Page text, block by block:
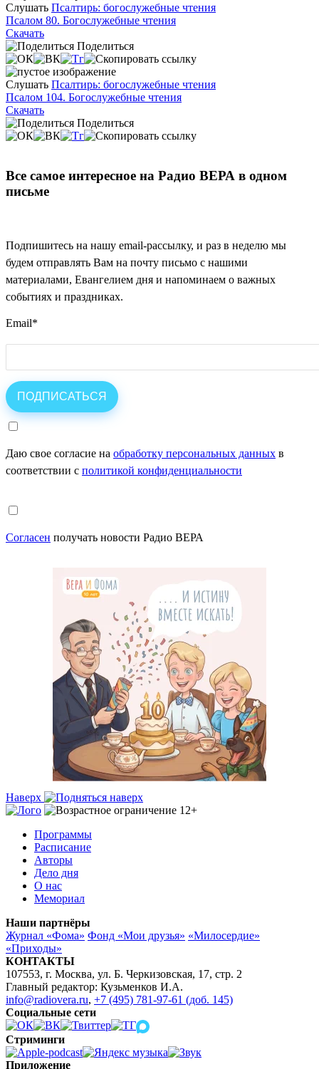
Слушать Псалтирь: богослужебные чтения
Псалом 80. Богослужебные чтения
Скачать
Поделиться
Слушать Псалтирь: богослужебные чтения
Псалом 104. Богослужебные чтения
Скачать
Поделиться
Все самое интересное на Радио ВЕРА в одном
письме
Подпишитесь на нашу email-рассылку, и раз в неделю мы
будем отправлять Вам на почту письмо с нашими
материалами, Евангелием дня и напоминаем о важных
событиях и праздниках.
Email*
Даю свое согласие на обработку персональных данных в
соответствии с политикой конфиденциальности
Согласен получать новости Радио ВЕРА
Наверх
Программы
Расписание
Авторы
Дело дня
О нас
Мемориал
Наши партнёры
Журнал «Фома» Фонд «Мои друзья» «Милосердие»
«Приходы»
КОНТАКТЫ
107553, г. Москва, ул. Б. Черкизовская, 17, стр. 2
Главный редактор: Кузьменков И.А.
info@radiovera.ru, +7 (495) 781-97-61 (доб. 145)
Социальные сети
Стриминги
Приложение